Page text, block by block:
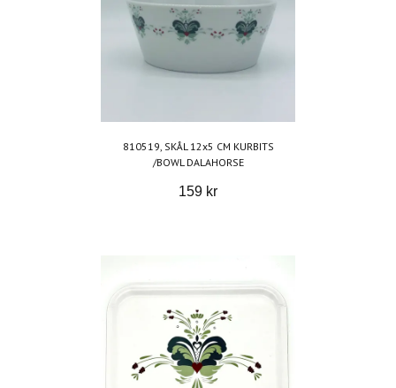
810519, SKÅL 12x5 CM KURBITS
/BOWL DALAHORSE
159 kr